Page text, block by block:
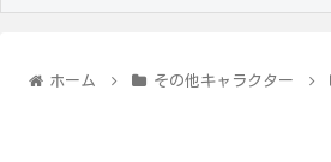
ホーム その他キャラクター